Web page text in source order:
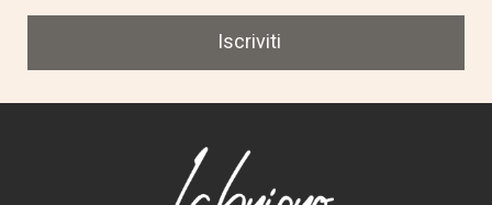
Iscriviti